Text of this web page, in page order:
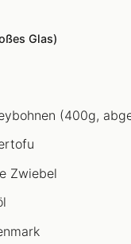
Glas)
(400g,
Zwiebel